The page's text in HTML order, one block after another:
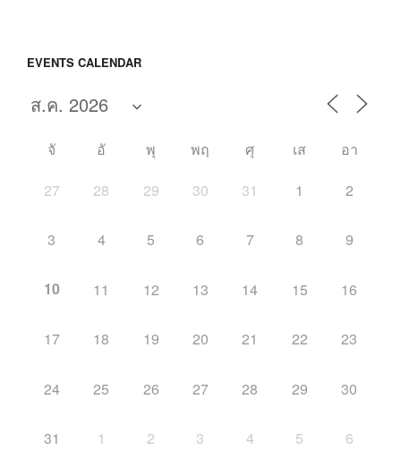
EVENTS CALENDAR
จั อั พุ พฤ ศุ เส
อา
27
28 29 30 31 1 2
3 4 5 6 7 8 9
10 11 12 13 14 15 16
17 18 19 20 21 22 23
24 25 26 27 28 29 30
31 1 2 3 4 5 6